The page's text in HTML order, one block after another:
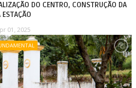
DO CENTRO, CONSTRUÇÃO DA
01, 2025